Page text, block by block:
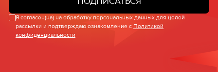
Я согласен(на) на обработку персональных данных для целей
рассылки и подтверждаю ознакомление с Политикой
конфиденциальности